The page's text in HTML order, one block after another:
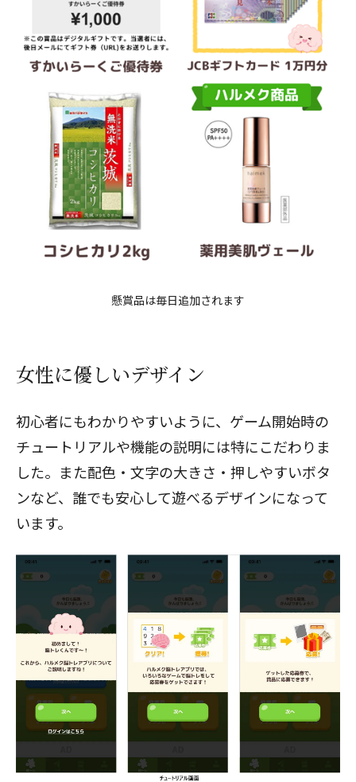
懸賞品は毎日追加されます
女性に優しいデザイン
初心者にもわかりやすいように、ゲーム開始時の
チュートリアルや機能の説明には特にこだわりま
した。また配色・文字の大きさ・押しやすいボタ
ンなど、誰でも安心して遊べるデザインになって
います。